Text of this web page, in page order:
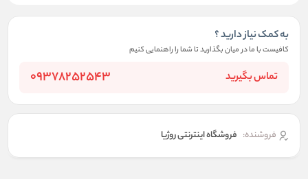
به کمک نیاز دارید ؟
کافیست با ما در میان بگذارید تا شما را راهنمایی کنیم
تماس بگیرید 09378252543
فروشنده: فروشگاه اینترنتی روژیا